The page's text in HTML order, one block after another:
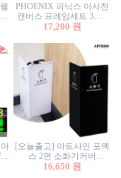
PHOENIX 피닉스 아사천
캔버스 프레임세트 3호F
27.3x22cm 캔버스와 올림
17,200 원
[오늘출고] 아트사인 포멕
스 2면 소화기커버
1470/1471/소화기커버/소
16,650 원